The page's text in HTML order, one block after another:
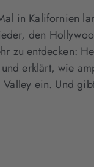
in Kalifornien
den
zu entdecken:
erklärt, wie
Valley ein. Und